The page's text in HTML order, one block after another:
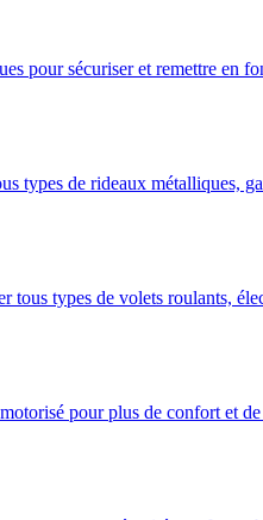
pour sécuriser et remettre en
types de rideaux métalliques,
tous types de volets roulants,
pour plus de confort et de